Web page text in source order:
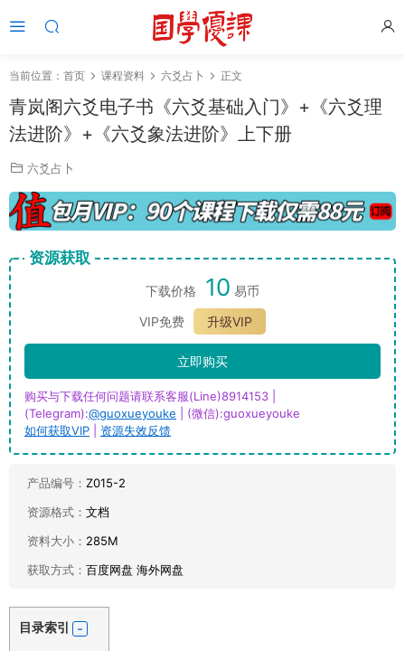
当前位置： 首页 课程资料 六爻占卜 正文
青岚阁六爻电子书《六爻基础入门》+《六爻理
法进阶》+《六爻象法进阶》上下册
六爻占卜
资源获取
下载价格 10 易币
VIP免费
升级VIP
立即购买
购买与下载任何问题请联系客服(Line)8914153 |
(Telegram):@guoxueyouke | (微信):guoxueyouke
如何获取VIP
资源失效反馈
产品编号： Z015-2
资源格式： 文档
资料大小： 285M
获取方式： 百度网盘 海外网盘
目录索引